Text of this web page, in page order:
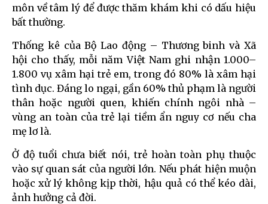
môn về tâm lý để được thăm khám khi có dấu hiệu
bất thường.
Thống kê của Bộ Lao động – Thương binh và Xã
hội cho thấy, mỗi năm Việt Nam ghi nhận 1.000–
1.800 vụ xâm hại trẻ em, trong đó 80% là xâm hại
tình dục. Đáng lo ngại, gần 60% thủ phạm là người
thân hoặc người quen, khiến chính ngôi nhà –
vùng an toàn của trẻ lại tiềm ẩn nguy cơ nếu cha
mẹ lơ là.
Ở độ tuổi chưa biết nói, trẻ hoàn toàn phụ thuộc
vào sự quan sát của người lớn. Nếu phát hiện muộn
hoặc xử lý không kịp thời, hậu quả có thể kéo dài,
ảnh hưởng cả đời.